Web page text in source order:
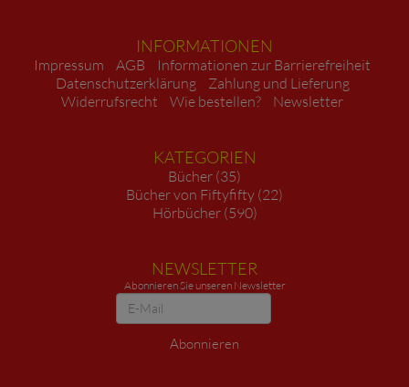
INFORMATIONEN
Impressum AGB
Informationen zur Barrierefreiheit
Datenschutzerklärung
Zahlung und Lieferung
Widerrufsrecht
Wie bestellen? Newsletter
KATEGORIEN
Bücher (35)
Bücher von Fiftyfifty (22)
Hörbücher (590)
NEWSLETTER
Abonnieren Sie unseren Newsletter
Newsletter
Abonnieren